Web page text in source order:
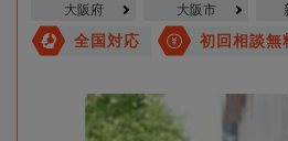
大阪府 大阪市
全国対応 初回相談無